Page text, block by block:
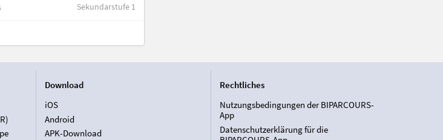
Sekundarstufe 1
Download
iOS
Android
APK-Download
Rechtliches
Nutzungsbedingungen der BIPARCOURS-
App
Datenschutzerklärung für die